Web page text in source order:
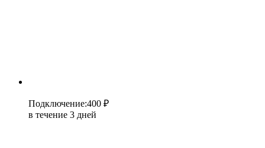
Подключение:400 ₽
в течение 3 дней